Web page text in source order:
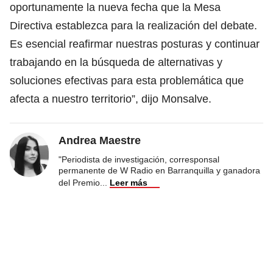
oportunamente la nueva fecha que la Mesa
Directiva establezca para la realización del debate.
Es esencial reafirmar nuestras posturas y continuar
trabajando en la búsqueda de alternativas y
soluciones efectivas para esta problemática que
afecta a nuestro territorio”, dijo Monsalve.
Andrea Maestre
"Periodista de investigación, corresponsal
permanente de W Radio en Barranquilla y ganadora
del Premio
Leer más